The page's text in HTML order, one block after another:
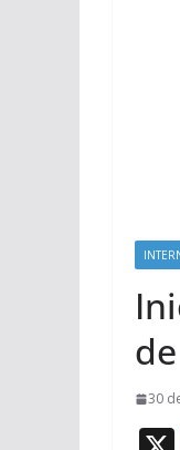
30